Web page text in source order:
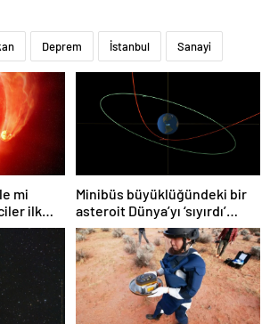
Deprem İstanbul Sanayi
mi
ilk
Minibüs büyüklüğündeki bir
asteroit Dünya’yı ‘sıyırdı’
geçti